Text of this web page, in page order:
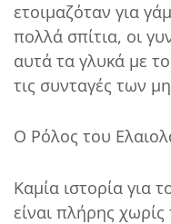
ετοιμαζόταν για
πολλά σπίτια, οι
αυτά τα γλυκά με
τις συνταγές των
Ο Ρόλος του
Καμία ιστορία για
είναι πλήρης χωρίς